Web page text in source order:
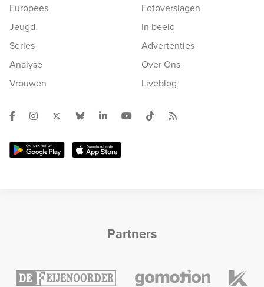
Europees
Jeugd
Series
Analyse
Vrouwen
Fotoverslagen
In beeld
Advertenties
Over Ons
Liveblog
Partners